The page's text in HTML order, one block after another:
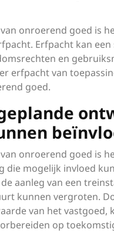
onroerend goed is
Erfpacht kan
en
erfpacht van
goed.
onroerend goed is
die mogelijk invloed
aanleg van een
kunnen vergroten.
van het
op